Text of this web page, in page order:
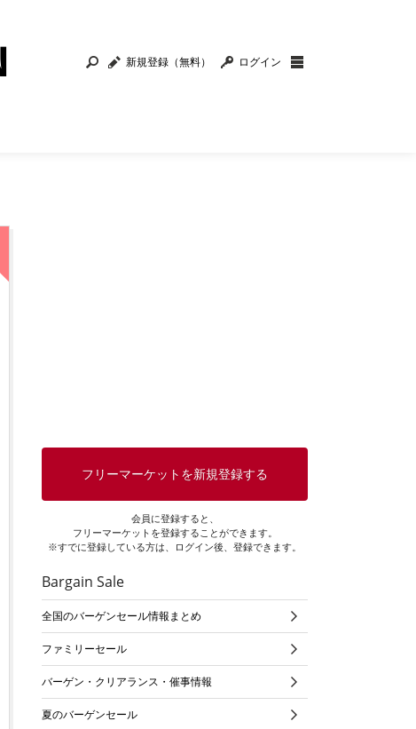
新規登録（無料） ログイン
フリーマーケットを新規登録する
会員に登録すると、
フリーマーケットを登録することができます。
※すでに登録している方は、ログイン後、登録できます。
Bargain Sale
全国のバーゲンセール情報まとめ
ファミリーセール
バーゲン・クリアランス・催事情報
夏のバーゲンセール